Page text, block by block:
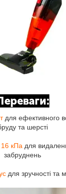
для ефективного
та шерсті
16 кПа для
забруднень
для зручності та